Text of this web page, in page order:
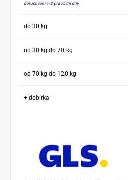
doručování 1-2 pracovní dny
do 30 kg
od 30 kg do 70 kg
od 70 kg do 120 kg
+ dobírka